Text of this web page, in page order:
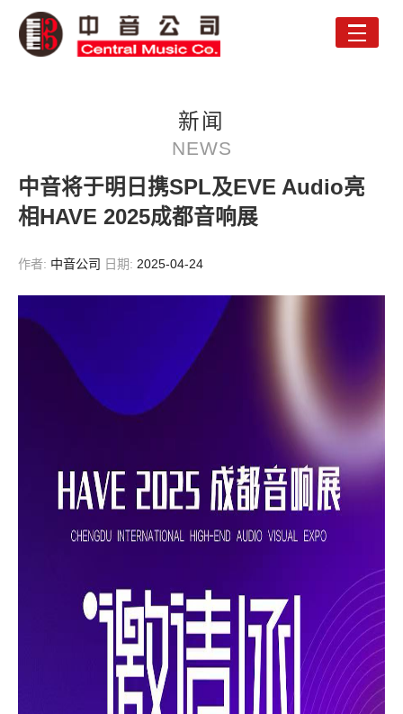
Toggle
新闻
NEWS
中音将于明日携SPL及EVE Audio亮
相HAVE 2025成都音响展
作者: 中音公司 日期: 2025-04-24